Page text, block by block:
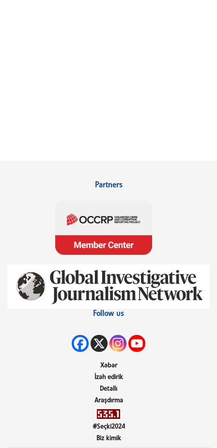
Partners
Follow us
Xəbər
İzah edirik
Detallı
Araşdırma
#Seçki2024
Biz kimik